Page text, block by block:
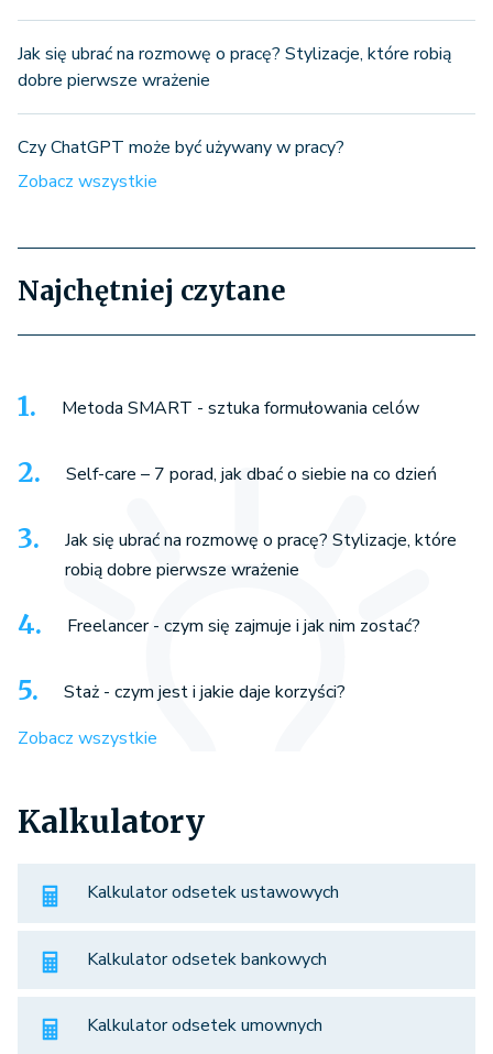
Jak się ubrać na rozmowę o pracę? Stylizacje, które robią
dobre pierwsze wrażenie
Czy ChatGPT może być używany w pracy?
Zobacz wszystkie
Najchętniej czytane
Metoda SMART - sztuka formułowania celów
Self-care – 7 porad, jak dbać o siebie na co dzień
Jak się ubrać na rozmowę o pracę? Stylizacje, które
robią dobre pierwsze wrażenie
Freelancer - czym się zajmuje i jak nim zostać?
Staż - czym jest i jakie daje korzyści?
Zobacz wszystkie
Kalkulatory
Kalkulator odsetek ustawowych
Kalkulator odsetek bankowych
Kalkulator odsetek umownych